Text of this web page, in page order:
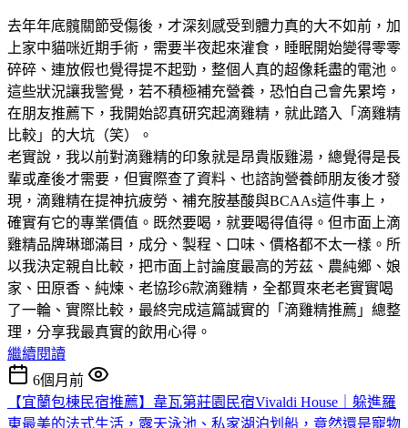
去年年底髖關節受傷後，才深刻感受到體力真的大不如前，加
上家中貓咪近期手術，需要半夜起來灌食，睡眠開始變得零零
碎碎、連放假也覺得提不起勁，整個人真的超像耗盡的電池。
這些狀況讓我警覺，若不積極補充營養，恐怕自己會先累垮，
在朋友推薦下，我開始認真研究起滴雞精，就此踏入「滴雞精
比較」的大坑（笑）。
老實說，我以前對滴雞精的印象就是昂貴版雞湯，總覺得是長
輩或產後才需要，但實際查了資料、也諮詢營養師朋友後才發
現，滴雞精在提神抗疲勞、補充胺基酸與BCAAs這件事上，
確實有它的專業價值。既然要喝，就要喝得值得。但市面上滴
雞精品牌琳瑯滿目，成分、製程、口味、價格都不太一樣。所
以我決定親自比較，把市面上討論度最高的芳茲、農純鄉、娘
家、田原香、純煉、老協珍6款滴雞精，全都買來老老實實喝
了一輪、實際比較，最終完成這篇誠實的「滴雞精推薦」總整
理，分享我最真實的飲用心得。
繼續閱讀
6個月前
【宜蘭包棟民宿推薦】韋瓦第莊園民宿Vivaldi House｜躲進羅
東最美的法式生活，露天泳池、私家湖泊划船，竟然還是寵物